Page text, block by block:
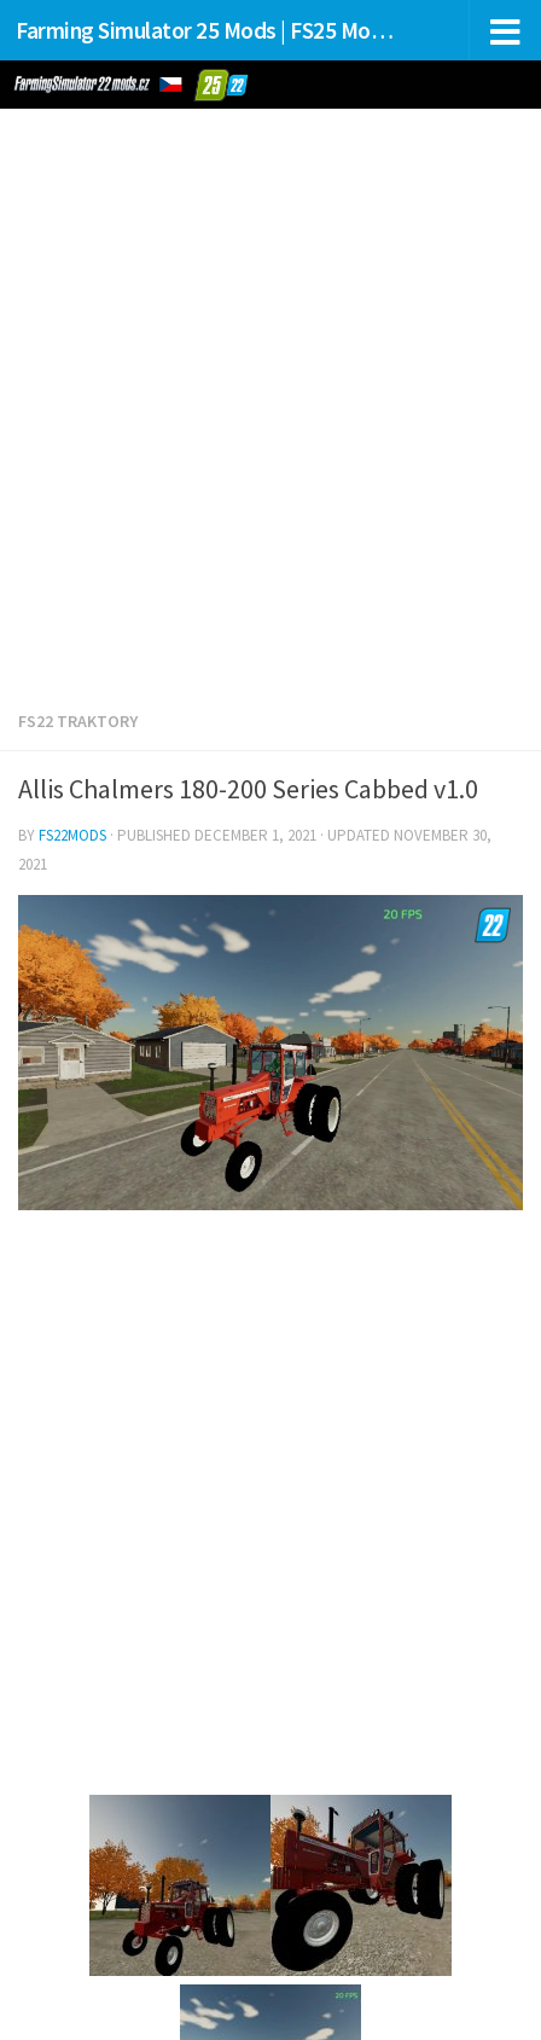
Farming Simulator 25 Mods | FS25 Mods Stahování
FS22 TRAKTORY
Allis Chalmers 180-200 Series Cabbed v1.0
BYFS22MODS · PUBLISHED DECEMBER 1, 2021 · UPDATED NOVEMBER 30,
2021